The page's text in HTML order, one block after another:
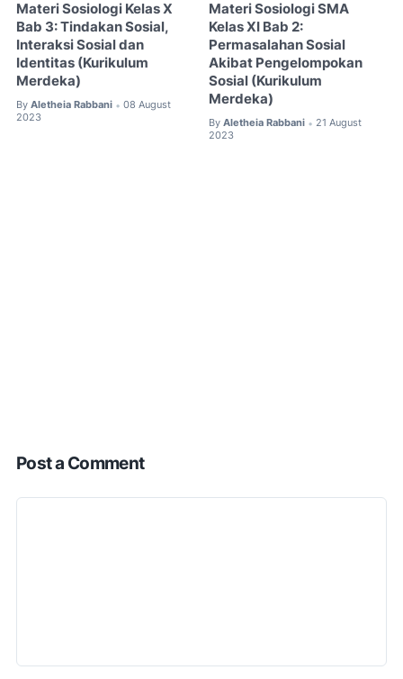
Materi Sosiologi Kelas X
Bab 3: Tindakan Sosial,
Interaksi Sosial dan
Identitas (Kurikulum
Merdeka)
By Aletheia Rabbani • 08 August
2023
Materi Sosiologi SMA
Kelas XI Bab 2:
Permasalahan Sosial
Akibat Pengelompokan
Sosial (Kurikulum
Merdeka)
By Aletheia Rabbani • 21 August
2023
Post a Comment